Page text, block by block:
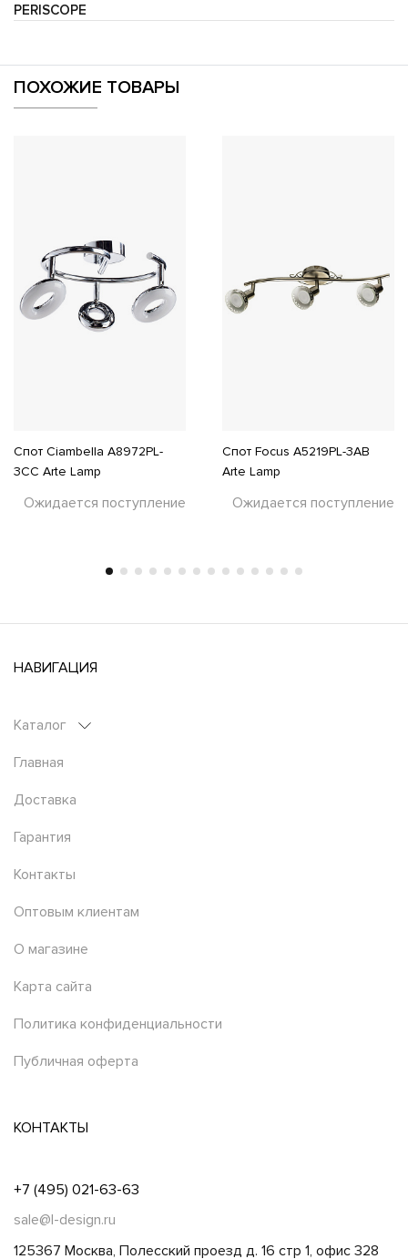
PERISCOPE
ПОХОЖИЕ ТОВАРЫ
Спот Ciambella A8972PL-
3CC Arte Lamp
Ожидается поступление
Спот Focus A5219PL-3AB
Arte Lamp
Ожидается поступление
НАВИГАЦИЯ
Каталог
Главная
Доставка
Гарантия
Контакты
Оптовым клиентам
О магазине
Карта сайта
Политика конфиденциальности
Публичная оферта
КОНТАКТЫ
+7 (495) 021-63-63
sale@l-design.ru
125367 Москва, Полесский проезд д. 16 стр 1, офис 328